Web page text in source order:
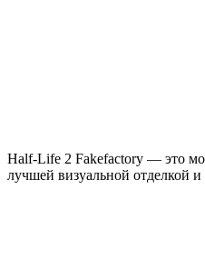
Half-Life 2 Fakefactory — это
лучшей визуальной отделкой